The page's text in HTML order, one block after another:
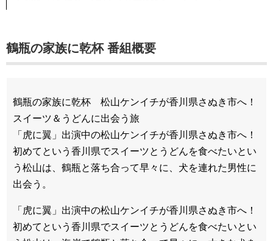
鶴瓶の家族に乾杯 番組概要
鶴瓶の家族に乾杯 松山ケンイチが香川県さぬき市へ！
スイーツ＆うどんに出会う旅
「虎に翼」出演中の松山ケンイチが香川県さぬき市へ！
初めてという香川県でスイーツとうどんを食べたいとい
う松山は、鶴瓶と落ち合って早々に、犬を連れた男性に
出会う。
「虎に翼」出演中の松山ケンイチが香川県さぬき市へ！
初めてという香川県でスイーツとうどんを食べたいとい